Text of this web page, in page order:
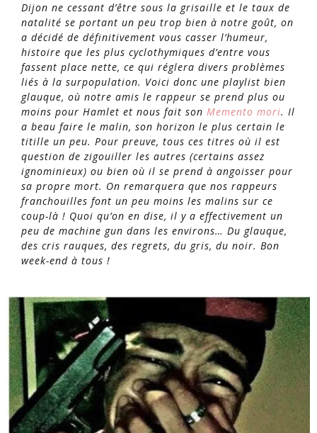
Dijon ne cessant d’être sous la grisaille et le taux de
natalité se portant un peu trop bien à notre goût, on
a décidé de définitivement vous casser l’humeur,
histoire que les plus cyclothymiques d’entre vous
fassent place nette, ce qui réglera divers problèmes
liés à la surpopulation. Voici donc une playlist bien
glauque, où notre amis le rappeur se prend plus ou
moins pour Hamlet et nous fait son Memento mori. Il
a beau faire le malin, son horizon le plus certain le
titille un peu. Pour preuve, tous ces titres où il est
question de zigouiller les autres (certains assez
ignominieux) ou bien où il se prend à angoisser pour
sa propre mort. On remarquera que nos rappeurs
franchouilles font un peu moins les malins sur ce
coup-là ! Quoi qu’on en dise, il y a effectivement un
peu de machine gun dans les environs… Du glauque,
des cris rauques, des regrets, du gris, du noir. Bon
week-end à tous !